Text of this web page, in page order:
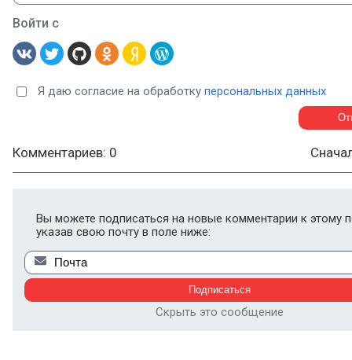
Войти с
Я даю согласие на обработку персональных данных
Комментариев: 0
Вы можете подписаться на новые комментарии к этому
указав свою почту в поле ниже:
Скрыть это сообщение